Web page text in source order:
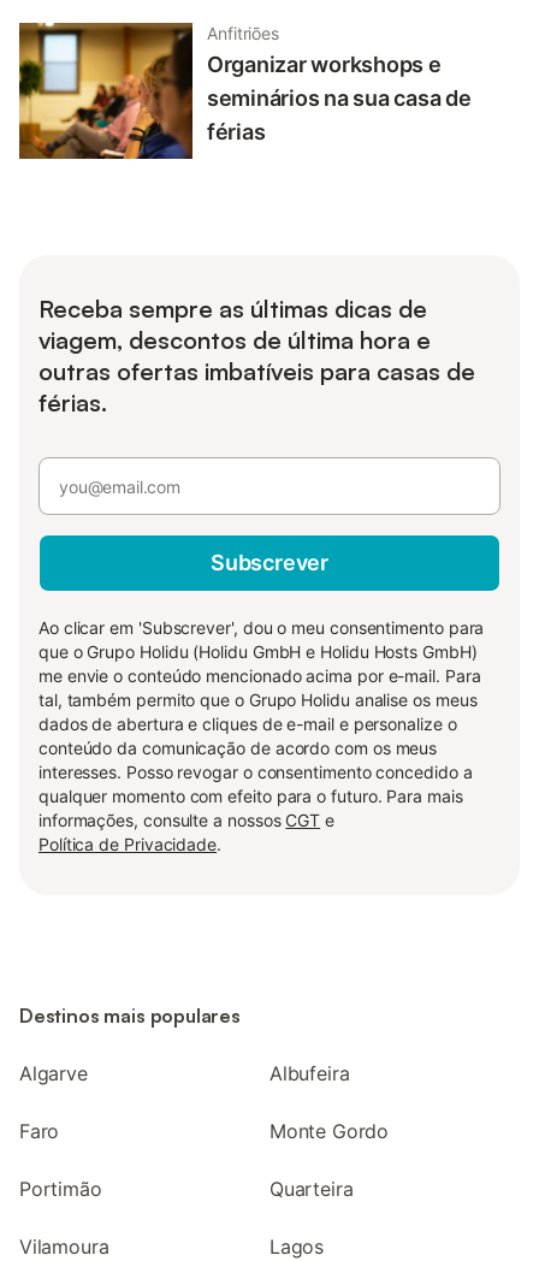
Anfitriões
Organizar workshops e
seminários na sua casa de
férias
Receba sempre as últimas dicas de
viagem, descontos de última hora e
outras ofertas imbatíveis para casas de
férias.
Subscrever
Ao clicar em 'Subscrever', dou o meu consentimento para
que o Grupo Holidu (Holidu GmbH e Holidu Hosts GmbH)
me envie o conteúdo mencionado acima por e-mail. Para
tal, também permito que o Grupo Holidu analise os meus
dados de abertura e cliques de e-mail e personalize o
conteúdo da comunicação de acordo com os meus
interesses. Posso revogar o consentimento concedido a
qualquer momento com efeito para o futuro. Para mais
informações, consulte a nossos CGT e
Política de Privacidade.
Destinos mais populares
Algarve Albufeira
Faro Monte Gordo
Portimão Quarteira
Vilamoura Lagos